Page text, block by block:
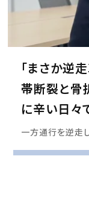
「まさか逆
帯断裂と骨
に辛い日々
一方通行を逆走